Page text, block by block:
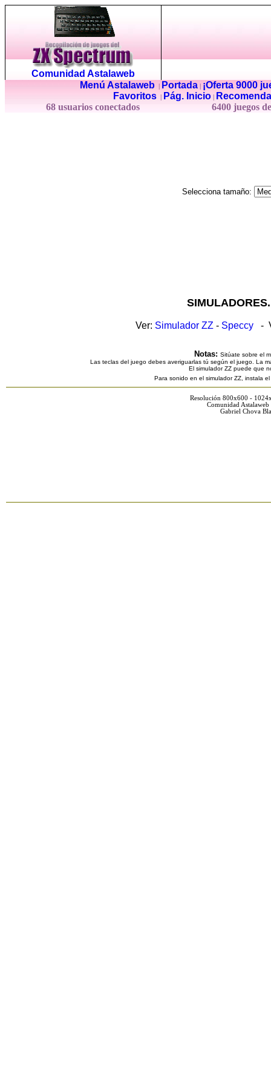
Comunidad Astalaweb
Menú Astalaweb| Portada|
¡Oferta 9000
Favoritos
Pág. Inicio
68 usuarios conectados
6400 juegos
Selecciona tamaño:
Ver: Simulador ZZ - Speccy -
Notas: Sitúate sobre el
Las teclas del juego debes averiguarlas tú según el juego. La
El simulador ZZ puede que
Para sonido en el simulador ZZ, instala
Resolución 800x600 -
Comunidad
Gabriel Chova